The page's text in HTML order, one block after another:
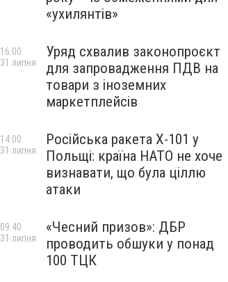
«ухилянтів»
Уряд схвалив законопроєкт
для запровадження ПДВ на
товари з іноземних
маркетплейсів
16:00
31 липня
Російська ракета Х-101 у
Польщі: країна НАТО не хоче
визнавати, що була ціллю
атаки
14:00
31 липня
«Чесний призов»: ДБР
проводить обшуки у понад
100 ТЦК
09:40
31 липня